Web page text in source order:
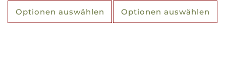
Optionen auswählen Optionen auswählen